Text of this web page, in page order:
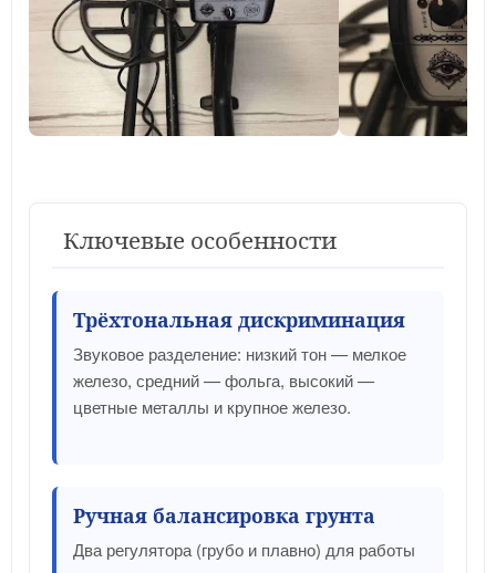
Ключевые особенности
Трёхтональная дискриминация
Звуковое разделение: низкий тон — мелкое
железо, средний — фольга, высокий —
цветные металлы и крупное железо.
Ручная балансировка грунта
Два регулятора (грубо и плавно) для работы